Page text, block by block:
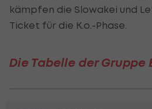
kämpfen die Slowakei und
Ticket für die K.o.-Phase.
Die Tabelle der Gruppe